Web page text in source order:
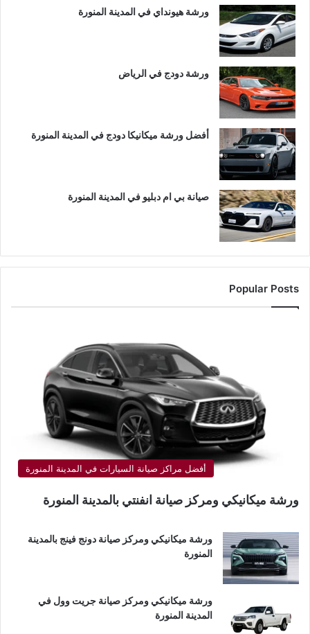
ورشة هيونداي في المدينة المنورة
ورشة دودج في الرياض
أفضل ورشة ميكانيكا دودج في المدينة المنورة
صيانة بي ام دبليو في المدينة المنورة
Popular Posts
أفضل مراكز صيانة السيارات في المدينة المنورة
ورشة ميكانيكي ومركز صيانة انفنتي بالمدينة المنورة
ورشة ميكانيكي ومركز صيانة دونج فينج بالمدينة
المنورة
ورشة ميكانيكي ومركز صيانة جريت وول في
المدينة المنورة